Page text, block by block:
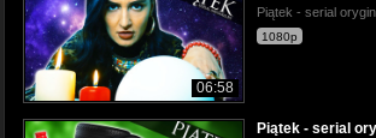
06:58
Piątek - serial
1080p
Piątek - serial